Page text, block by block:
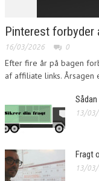
Pinterest forbyder
16/03/2026 0
Efter fire år på bagen
af affiliate links. Årsagen
13/
Fragt
13/